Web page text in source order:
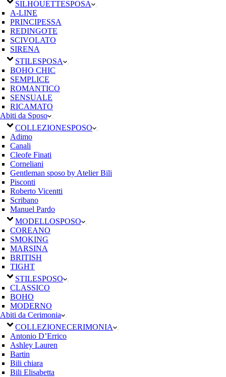
SILHOUETTESPOSA
A-LINE
PRINCIPESSA
REDINGOTE
SCIVOLATO
SIRENA
STILESPOSA
BOHO CHIC
SEMPLICE
ROMANTICO
SENSUALE
RICAMATO
Abiti da Sposo
COLLEZIONESPOSO
Adimo
Canali
Cleofe Finati
Corneliani
Gentleman sposo by Atelier Bili
Pisconti
Roberto Vicentti
Scribano
Manuel Pardo
MODELLOSPOSO
COREANO
SMOKING
MARSINA
BRITISH
TIGHT
STILESPOSO
CLASSICO
BOHO
MODERNO
Abiti da Cerimonia
COLLEZIONECERIMONIA
Antonio D’Errico
Ashley Lauren
Bartin
Bili chiara
Bili Elisabetta